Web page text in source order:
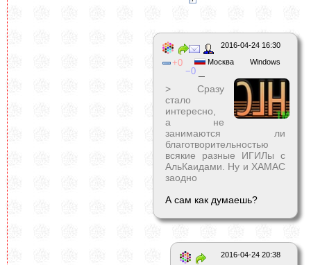
2016-04-24 16:30
Windows
Москва
0
0
> Сразу
стало
интересно,
а не
занимаются ли
благотворительностью
всякие разные ИГИЛы с
АльКаидами. Ну и ХАМАС
заодно
А сам как думаешь?
2016-04-24 20:38